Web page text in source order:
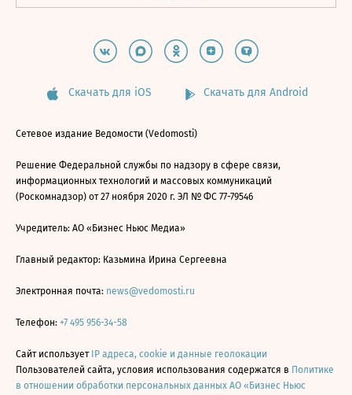
Скачать для iOS Скачать для Android
Сетевое издание Ведомости (Vedomosti)
Решение Федеральной службы по надзору в сфере связи,
информационных технологий и массовых коммуникаций
(Роскомнадзор) от 27 ноября 2020 г. ЭЛ № ФС 77-79546
Учредитель: АО «Бизнес Ньюс Медиа»
Главный редактор: Казьмина Ирина Сергеевна
Электронная почта: news@vedomosti.ru
Телефон: +7 495 956-34-58
Сайт использует IP адреса, cookie и данные геолокации
Пользователей сайта, условия использования содержатся в Политике
в отношении обработки персональных данных АО «Бизнес Ньюс